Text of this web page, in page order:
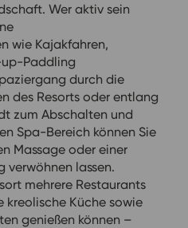
Wer aktiv sein
wie Kajakfahren,
Paddling
durch die
des Resorts oder entlang
zum Abschalten und
Spa-Bereich können Sie
Massage oder einer
lassen.
mehrere Restaurants
kreolische Küche sowie
genießen können –